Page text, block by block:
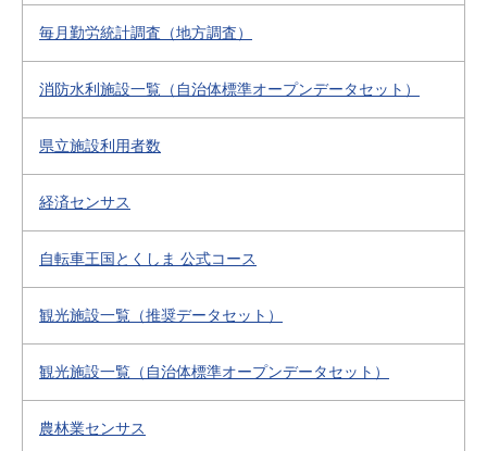
毎月勤労統計調査（地方調査）
消防水利施設一覧（自治体標準オープンデータセット）
県立施設利用者数
経済センサス
自転車王国とくしま 公式コース
観光施設一覧（推奨データセット）
観光施設一覧（自治体標準オープンデータセット）
農林業センサス